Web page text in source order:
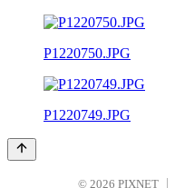
P1220750.JPG
P1220749.JPG
© 2026 PIXNET